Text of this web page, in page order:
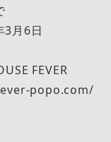
3月6日
FEVER
popo.com/